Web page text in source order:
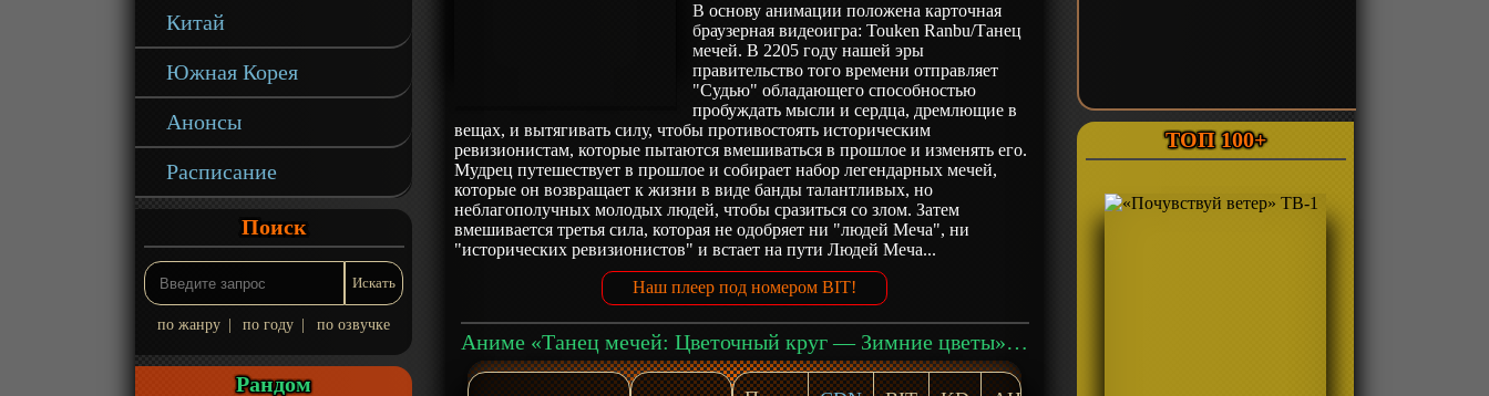
Китай
Южная Корея
Анонсы
Расписание
Поиск
по жанру по году по озвучке
Рандом
В основу анимации положена карточная
браузерная видеоигра: Touken Ranbu/Танец
мечей. В 2205 году нашей эры
правительство того времени отправляет
"Судью" обладающего способностью
пробуждать мысли и сердца, дремлющие в
вещах, и вытягивать силу, чтобы противостоять историческим
ревизионистам, которые пытаются вмешиваться в прошлое и изменять его.
Мудрец путешествует в прошлое и собирает набор легендарных мечей,
которые он возвращает к жизни в виде банды талантливых, но
неблагополучных молодых людей, чтобы сразиться со злом. Затем
вмешивается третья сила, которая не одобряет ни "людей Меча", ни
"исторических ревизионистов" и встает на пути Людей Меча...
Наш плеер под номером BIT!
Аниме «Танец мечей: Цветочный круг — Зимние цветы» Фильм-1 смотреть онлайн
ТОП 100+